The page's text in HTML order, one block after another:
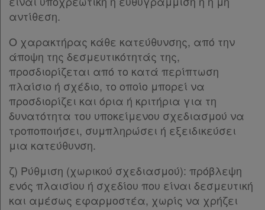
Ενεργοί
συνδρομητές
Τα
αγαπημένα
μου
Οι
σημειώσεις
μου
Παρ.1
Παρ.3
Παρ.4
Παρ.5
Παρ.6
Παρ.7
Άρθρο 14
ΜΕΡΟΣ Β΄
[-]
Άρθρο 15 [-]
Παρ.2
Παρ.3
Παρ.4
αντίθεση.
Ο χαρακτήρας κάθε κατεύθυνσης, από την
άποψη της δεσμευτικότητάς της,
προσδιορίζεται από το κατά περίπτωση
πλαίσιο ή σχέδιο, το οποίο μπορεί να
προσδιορίζει και όρια ή κριτήρια για τη
δυνατότητα του υποκείμενου σχεδιασμού να
τροποποιήσει, συμπληρώσει ή εξειδικεύσει
μια κατεύθυνση.
ζ) Ρύθμιση (χωρικού σχεδιασμού): πρόβλεψη
ενός πλαισίου ή σχεδίου που είναι δεσμευτική
και αμέσως εφαρμοστέα, χωρίς να χρήζει